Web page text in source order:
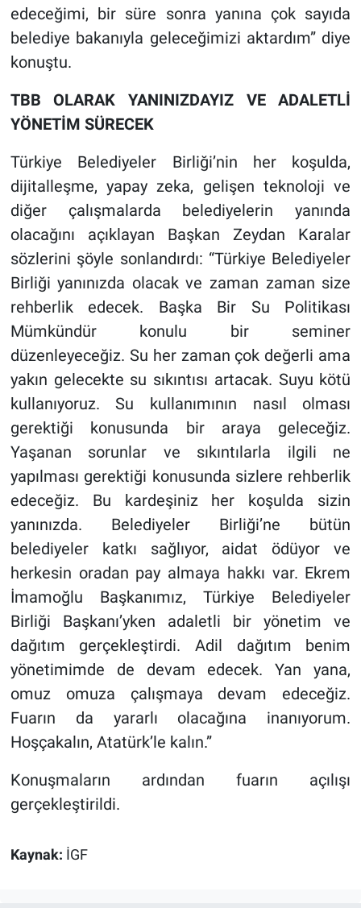
edeceğimi, bir süre sonra yanına çok sayıda
belediye bakanıyla geleceğimizi aktardım” diye
konuştu.
TBB OLARAK YANINIZDAYIZ VE ADALETLİ
YÖNETİM SÜRECEK
Türkiye Belediyeler Birliği’nin her koşulda,
dijitalleşme, yapay zeka, gelişen teknoloji ve
diğer çalışmalarda belediyelerin yanında
olacağını açıklayan Başkan Zeydan Karalar
sözlerini şöyle sonlandırdı: “Türkiye Belediyeler
Birliği yanınızda olacak ve zaman zaman size
rehberlik edecek. Başka Bir Su Politikası
Mümkündür konulu bir seminer
düzenleyeceğiz. Su her zaman çok değerli ama
yakın gelecekte su sıkıntısı artacak. Suyu kötü
kullanıyoruz. Su kullanımının nasıl olması
gerektiği konusunda bir araya geleceğiz.
Yaşanan sorunlar ve sıkıntılarla ilgili ne
yapılması gerektiği konusunda sizlere rehberlik
edeceğiz. Bu kardeşiniz her koşulda sizin
yanınızda. Belediyeler Birliği’ne bütün
belediyeler katkı sağlıyor, aidat ödüyor ve
herkesin oradan pay almaya hakkı var. Ekrem
İmamoğlu Başkanımız, Türkiye Belediyeler
Birliği Başkanı’yken adaletli bir yönetim ve
dağıtım gerçekleştirdi. Adil dağıtım benim
yönetimimde de devam edecek. Yan yana,
omuz omuza çalışmaya devam edeceğiz.
Fuarın da yararlı olacağına inanıyorum.
Hoşçakalın, Atatürk’le kalın.”
Konuşmaların ardından fuarın açılışı
gerçekleştirildi.
Kaynak: İGF